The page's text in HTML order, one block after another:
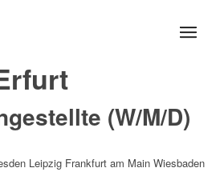
(W/M/D)
Leipzig Frankfurt am Main Wiesbaden